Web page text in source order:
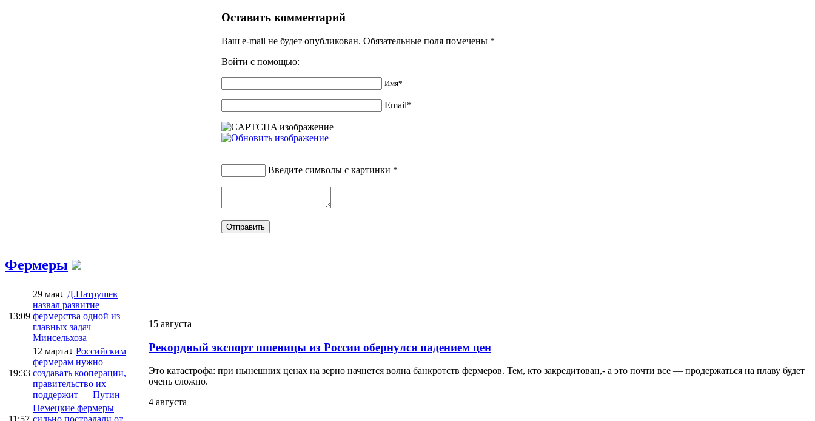
Оставить комментарий
Ваш e-mail не будет опубликован. Обязательные поля помечены *
Войти с помощью:
Имя*
Email*
Введите символы с картинки *
Фермеры
13:09
29 мая↓ Д.Патрушев
назвал развитие
фермерства одной из
главных задач
Минсельхоза
19:33
12 марта↓ Российским
фермерам нужно
создавать кооперации,
правительство их
поддержит — Путин
11:57
Немецкие фермеры
сильно пострадали от
15 августа
Рекордный экспорт пшеницы из России обернулся падением цен
Это катастрофа: при нынешних ценах на зерно начнется волна банкротств фермеров. Тем, кто закредитован,- а это почти все — продержаться на плаву будет
очень сложно.
4 августа